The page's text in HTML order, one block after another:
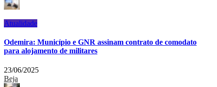
Atualidade
Odemira: Município e GNR assinam contrato de comodato
para alojamento de militares
23/06/2025
Beja